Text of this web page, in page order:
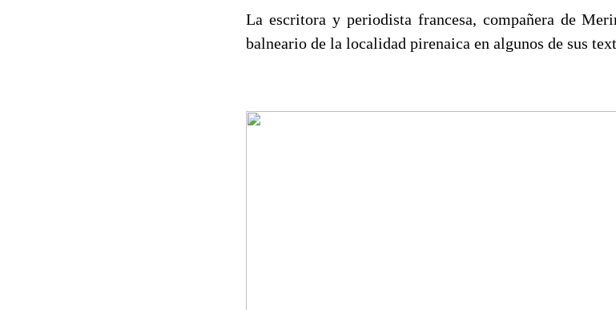
La escritora y periodista francesa, compañera de
balneario de la localidad pirenaica en algunos de sus